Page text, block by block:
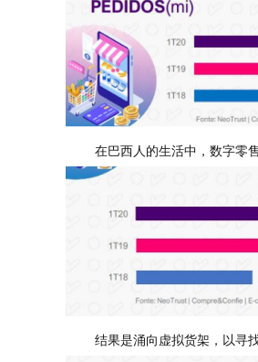
在巴西人的生活中，数字零
结果是涌向虚拟货架，以寻